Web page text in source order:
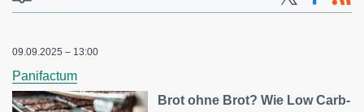
09.09.2025 – 13:00
Panifactum
Brot ohne Brot? Wie Low Carb-